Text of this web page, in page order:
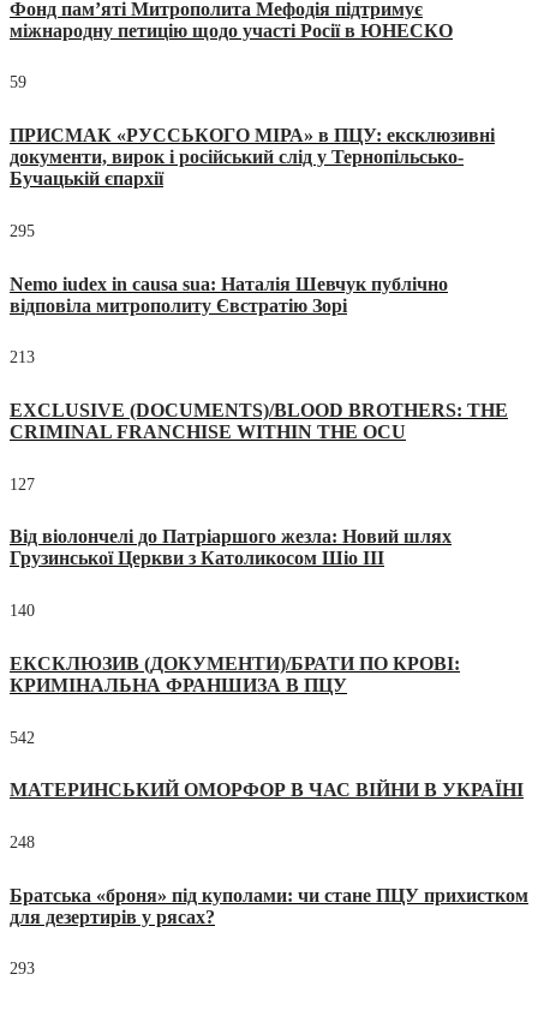
Фонд пам’яті Митрополита Мефодія підтримує
міжнародну петицію щодо участі Росії в ЮНЕСКО
59
ПРИСМАК «РУССЬКОГО МІРА» в ПЦУ: ексклюзивні
документи, вирок і російський слід у Тернопільсько-
Бучацькій єпархії
295
Nemo iudex in causa sua: Наталія Шевчук публічно
відповіла митрополиту Євстратію Зорі
213
EXCLUSIVE (DOCUMENTS)/BLOOD BROTHERS: THE
CRIMINAL FRANCHISE WITHIN THE OCU
127
Від віолончелі до Патріаршого жезла: Новий шлях
Грузинської Церкви з Католикосом Шіо III
140
ЕКСКЛЮЗИВ (ДОКУМЕНТИ)/БРАТИ ПО КРОВІ:
КРИМІНАЛЬНА ФРАНШИЗА В ПЦУ
542
МАТЕРИНСЬКИЙ ОМОРФОР В ЧАС ВІЙНИ В УКРАЇНІ
248
Братська «броня» під куполами: чи стане ПЦУ прихистком
для дезертирів у рясах?
293